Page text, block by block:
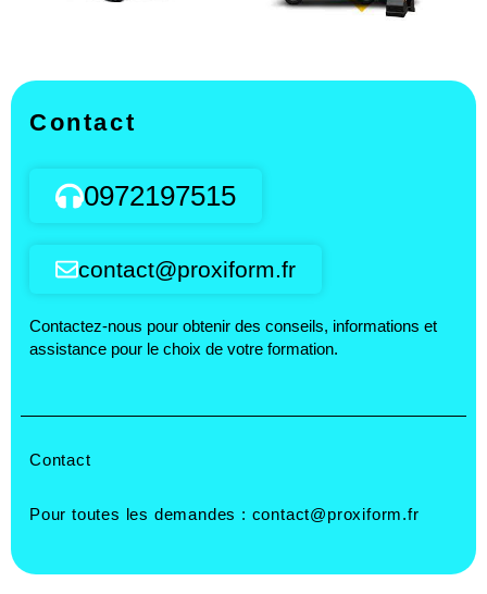
Contact
0972197515
contact@proxiform.fr
Contactez-nous pour obtenir des conseils, informations et
assistance pour le choix de votre formation.
Contact
Pour toutes les demandes : contact@proxiform.fr